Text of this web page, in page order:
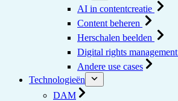
AI in contentcreatie
Content beheren
Herschalen beelden
Digital rights management
Andere use cases
Technologieën
DAM